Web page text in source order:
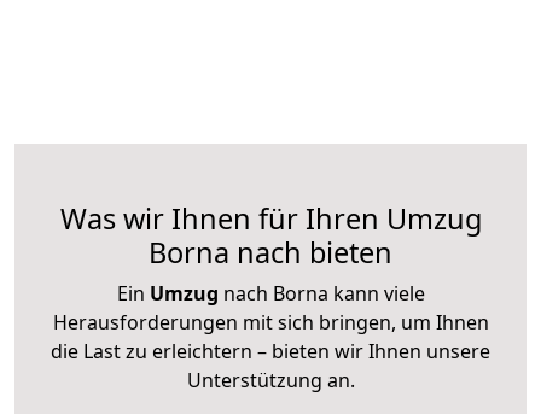
Was wir Ihnen für Ihren Umzug
Borna nach bieten
Ein Umzug nach Borna kann viele
Herausforderungen mit sich bringen, um Ihnen
die Last zu erleichtern – bieten wir Ihnen unsere
Unterstützung an.